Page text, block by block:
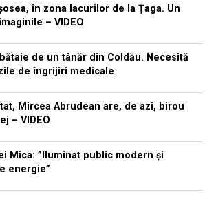
în zona lacurilor de la Țaga. Un
– VIDEO
de un tânăr din Coldău. Necesită
de îngrijiri medicale
Mircea Abrudean are, de azi, birou
– VIDEO
Mica: ”Iluminat public modern și
energie”